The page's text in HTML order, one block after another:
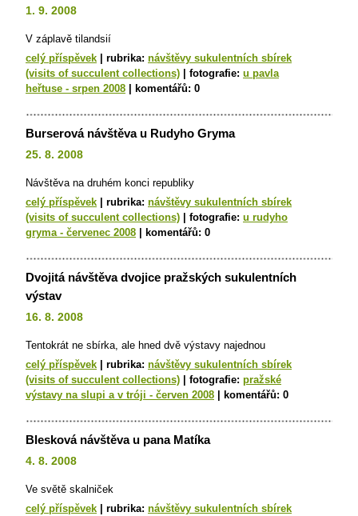
1. 9. 2008
V záplavě tilandsií
celý příspěvek
rubrika: návštěvy sukulentních sbírek
(visits of succulent collections)
fotografie: u pavla
heřtuse - srpen 2008
komentářů: 0
Burserová návštěva u Rudyho Gryma
25. 8. 2008
Návštěva na druhém konci republiky
celý příspěvek
rubrika: návštěvy sukulentních sbírek
(visits of succulent collections)
fotografie: u rudyho
gryma - červenec 2008
komentářů: 0
Dvojitá návštěva dvojice pražských sukulentních
výstav
16. 8. 2008
Tentokrát ne sbírka, ale hned dvě výstavy najednou
celý příspěvek
rubrika: návštěvy sukulentních sbírek
(visits of succulent collections)
fotografie: pražské
výstavy na slupi a v tróji - červen 2008
komentářů: 0
Blesková návštěva u pana Matíka
4. 8. 2008
Ve světě skalniček
celý příspěvek
rubrika: návštěvy sukulentních sbírek